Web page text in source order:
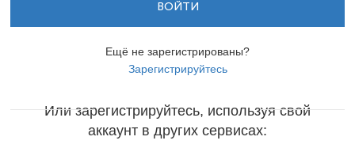
ВОЙТИ
Ещё не зарегистрированы?
Зарегистрируйтесь
Или зарегистрируйтесь, используя свой
аккаунт в других сервисах: